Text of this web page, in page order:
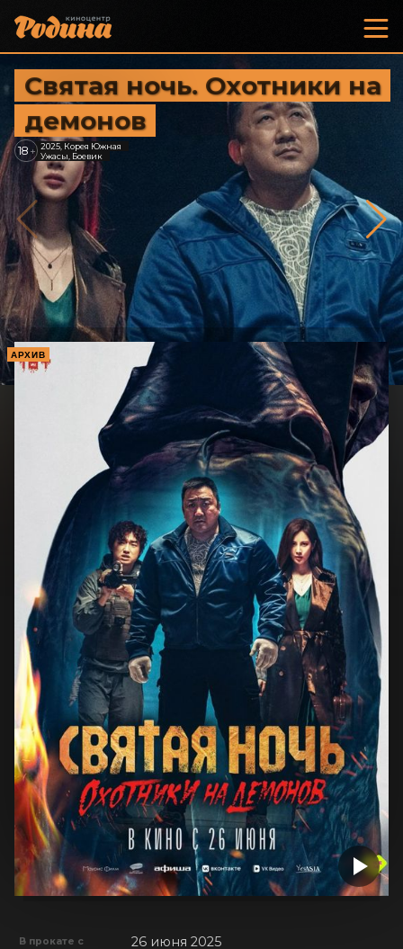
Святая ночь. Охотники на
демонов
18 + 2025, Корея Южная
Ужасы, Боевик
АРХИВ
В прокате с 26 июня 2025